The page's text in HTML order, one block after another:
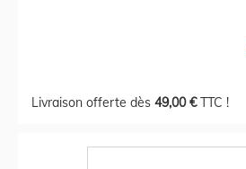
Livraison offerte dès 49,00 €TTC !